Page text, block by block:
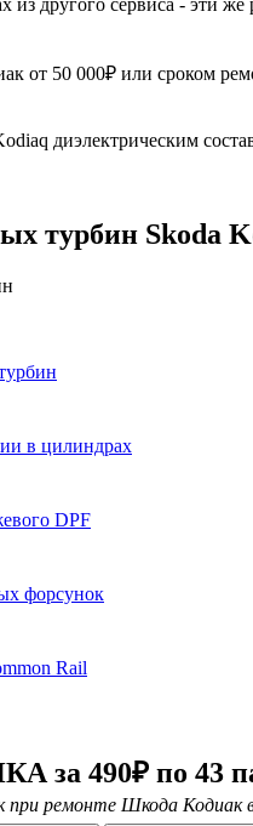
от 50 000₽ или сроком
диэлектрическим
турбин Skoda
в цилиндрах
DPF
форсунок
Rail
за 490₽ по 43
при ремонте Шкода Кодиак